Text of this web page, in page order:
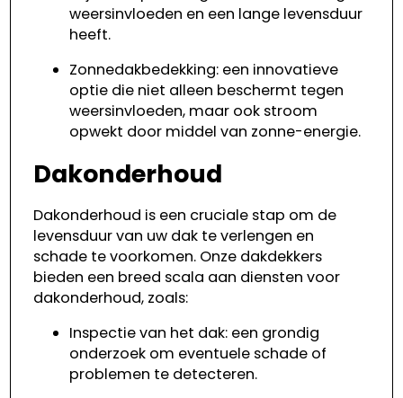
weersinvloeden en een lange levensduur
heeft.
Zonnedakbedekking: een innovatieve
optie die niet alleen beschermt tegen
weersinvloeden, maar ook stroom
opwekt door middel van zonne-energie.
Dakonderhoud
Dakonderhoud is een cruciale stap om de
levensduur van uw dak te verlengen en
schade te voorkomen. Onze dakdekkers
bieden een breed scala aan diensten voor
dakonderhoud, zoals:
Inspectie van het dak: een grondig
onderzoek om eventuele schade of
problemen te detecteren.